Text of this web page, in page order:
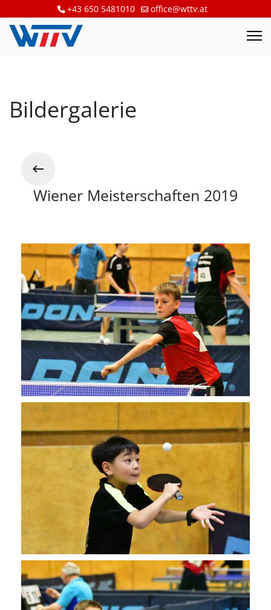
+43 650 5481010 office@wttv.at
Bildergalerie
Wiener Meisterschaften 2019